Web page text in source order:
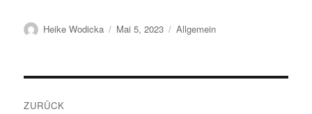
Autor
Heike Wodicka
Veröffentlicht
Mai 5, 2023 Kategorien
Allgemein
ZURÜCK